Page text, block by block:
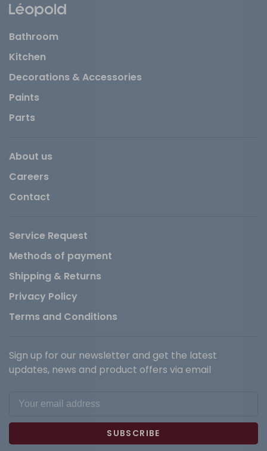
Bathroom
Kitchen
Decorations & Accessories
Paints
Parts
About us
Careers
Contact
Service Request
Methods of payment
Shipping & Returns
Privacy Policy
Terms and Conditions
Sign up for our newsletter and get the latest
updates, news and product offers via email
SUBSCRIBE